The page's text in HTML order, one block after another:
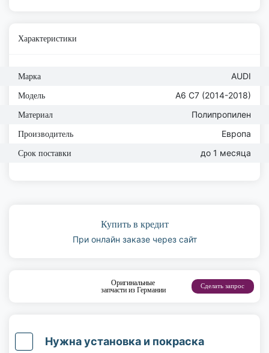
Характеристики
Марка AUDI
Модель A6 C7 (2014-2018)
Материал Полипропилен
Производитель Европа
Срок поставки до 1 месяца
Купить в кредит
При онлайн заказе через сайт
Оригинальные
запчасти из Германии
Сделать запрос
Нужна установка и покраска